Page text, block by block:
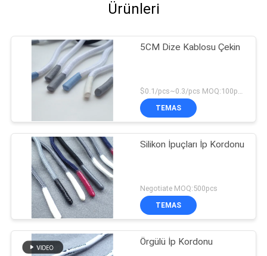
Ürünleri
5CM Dize Kablosu Çekin
TEMAS
Silikon İpuçları İp Kordonu
Negotiate MOQ:500pcs
TEMAS
Örgülü İp Kordonu